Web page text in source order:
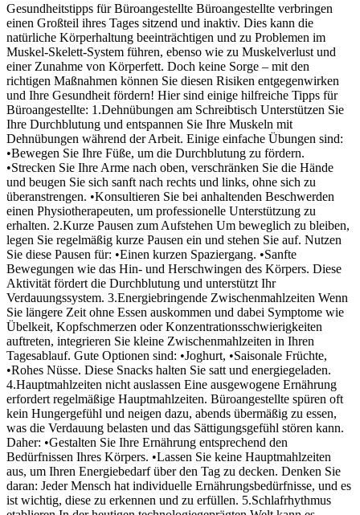
Gesundheitstipps für Büroangestellte Büroangestellte verbringen
einen Großteil ihres Tages sitzend und inaktiv. Dies kann die
natürliche Körperhaltung beeinträchtigen und zu Problemen im
Muskel-Skelett-System führen, ebenso wie zu Muskelverlust und
einer Zunahme von Körperfett. Doch keine Sorge – mit den
richtigen Maßnahmen können Sie diesen Risiken entgegenwirken
und Ihre Gesundheit fördern! Hier sind einige hilfreiche Tipps für
Büroangestellte: 1.Dehnübungen am Schreibtisch Unterstützen Sie
Ihre Durchblutung und entspannen Sie Ihre Muskeln mit
Dehnübungen während der Arbeit. Einige einfache Übungen sind:
•Bewegen Sie Ihre Füße, um die Durchblutung zu fördern.
•Strecken Sie Ihre Arme nach oben, verschränken Sie die Hände
und beugen Sie sich sanft nach rechts und links, ohne sich zu
überanstrengen. •Konsultieren Sie bei anhaltenden Beschwerden
einen Physiotherapeuten, um professionelle Unterstützung zu
erhalten. 2.Kurze Pausen zum Aufstehen Um beweglich zu bleiben,
legen Sie regelmäßig kurze Pausen ein und stehen Sie auf. Nutzen
Sie diese Pausen für: •Einen kurzen Spaziergang. •Sanfte
Bewegungen wie das Hin- und Herschwingen des Körpers. Diese
Aktivität fördert die Durchblutung und unterstützt Ihr
Verdauungssystem. 3.Energiebringende Zwischenmahlzeiten Wenn
Sie längere Zeit ohne Essen auskommen und dabei Symptome wie
Übelkeit, Kopfschmerzen oder Konzentrationsschwierigkeiten
auftreten, integrieren Sie kleine Zwischenmahlzeiten in Ihren
Tagesablauf. Gute Optionen sind: •Joghurt, •Saisonale Früchte,
•Rohes Nüsse. Diese Snacks halten Sie satt und energiegeladen.
4.Hauptmahlzeiten nicht auslassen Eine ausgewogene Ernährung
erfordert regelmäßige Hauptmahlzeiten. Büroangestellte spüren oft
kein Hungergefühl und neigen dazu, abends übermäßig zu essen,
was die Verdauung belasten und das Sättigungsgefühl stören kann.
Daher: •Gestalten Sie Ihre Ernährung entsprechend den
Bedürfnissen Ihres Körpers. •Lassen Sie keine Hauptmahlzeiten
aus, um Ihren Energiebedarf über den Tag zu decken. Denken Sie
daran: Jeder Mensch hat individuelle Ernährungsbedürfnisse, und es
ist wichtig, diese zu erkennen und zu erfüllen. 5.Schlafrhythmus